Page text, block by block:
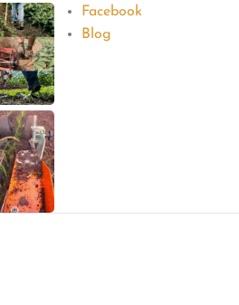
Facebook
Blog